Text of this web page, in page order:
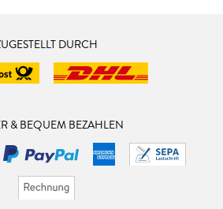
DURCH
& BEQUEM BEZAHLEN